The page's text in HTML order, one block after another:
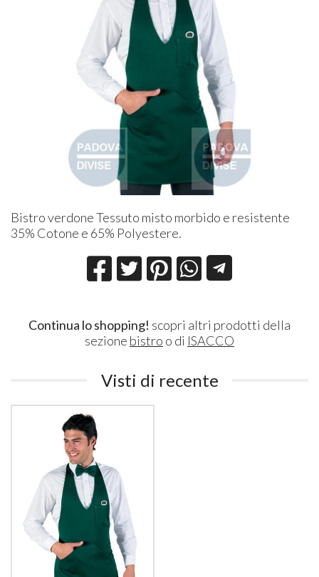
Bistro verdone Tessuto misto morbido e resistente
35% Cotone e 65% Polyestere.
Continua lo shopping! scopri altri prodotti della
sezione bistro o di ISACCO
Visti di recente